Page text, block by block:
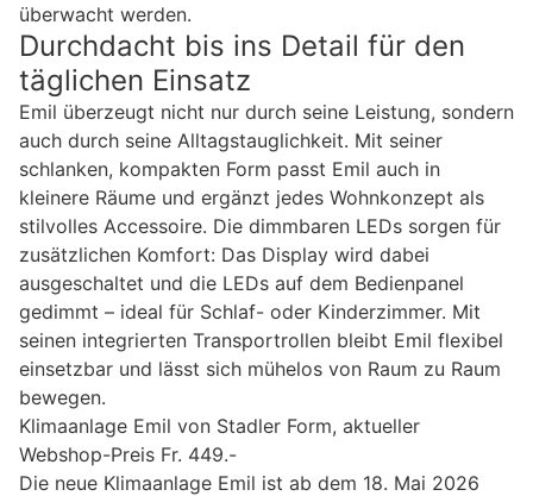
überwacht werden.
Durchdacht bis ins Detail für den
täglichen Einsatz
Emil überzeugt nicht nur durch seine Leistung, sondern
auch durch seine Alltagstauglichkeit. Mit seiner
schlanken, kompakten Form passt Emil auch in
kleinere Räume und ergänzt jedes Wohnkonzept als
stilvolles Accessoire. Die dimmbaren LEDs sorgen für
zusätzlichen Komfort: Das Display wird dabei
ausgeschaltet und die LEDs auf dem Bedienpanel
gedimmt – ideal für Schlaf- oder Kinderzimmer. Mit
seinen integrierten Transportrollen bleibt Emil flexibel
einsetzbar und lässt sich mühelos von Raum zu Raum
bewegen.
Klimaanlage Emil von Stadler Form, aktueller
Webshop-Preis Fr. 449.-
Die neue Klimaanlage Emil ist ab dem 18. Mai 2026